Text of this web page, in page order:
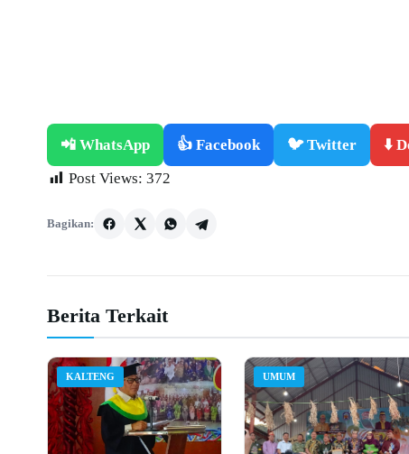
📲 WhatsApp 👍 Facebook 🐦 Twitter
⬇️
Post Views: 372
Bagikan:
Berita Terkait
KALTENG UMUM